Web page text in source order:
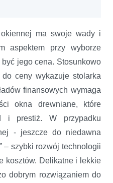
ma swoje wady i
aspektem przy wyborze
jego cena. Stosunkowo
ceny wykazuje stolarka
finansowych wymaga
okna drewniane, które
i prestiż. W przypadku
- jeszcze do niedawna
– szybki rozwój technologii
kosztów. Delikatne i lekkie
dobrym rozwiązaniem do